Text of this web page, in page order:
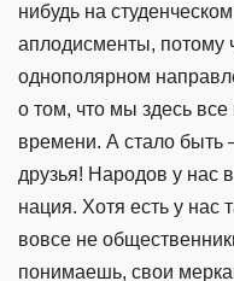
нибудь на
аплодисменты, потому
однополярном
о том, что мы здесь
времени. А стало
друзья! Народов у нас
нация. Хотя есть у нас
вовсе не
понимаешь, свои